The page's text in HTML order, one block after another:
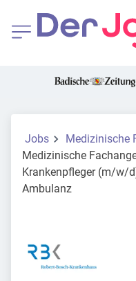
Jobs
Medizinische
Medizinische
Krankenpfleger (m/w/
Ambulanz